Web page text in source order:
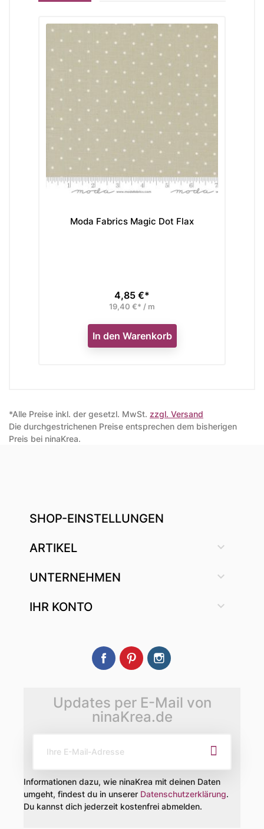
Moda Fabrics Magic Dot Flax
Preis
4,85 €*
19,40 €* / m
In den Warenkorb
*Alle Preise inkl. der gesetzl. MwSt. zzgl. Versand
Die durchgestrichenen Preise entsprechen dem bisherigen
Preis bei ninaKrea.
SHOP-EINSTELLUNGEN
ARTIKEL 
UNTERNEHMEN 
IHR KONTO 
FacebookPinterest
Updates per E-Mail von
ninaKrea.de
Informationen dazu, wie ninaKrea mit deinen Daten
umgeht, findest du in unserer Datenschutzerklärung.
Du kannst dich jederzeit kostenfrei abmelden.